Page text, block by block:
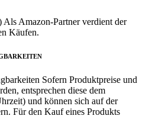
Amazon-Partner verdient der
Käufen.
Sofern Produktpreise und
entsprechen diese dem
und können sich auf der
Für den Kauf eines Produkts